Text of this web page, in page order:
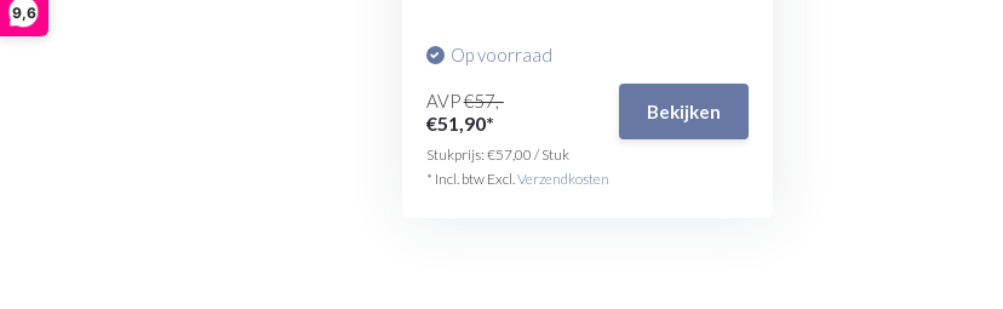
9,6
Op voorraad
AVP€57,-
€51,90* Bekijken
Stukprijs: €57,00 / Stuk
* Incl. btw Excl.Verzendkosten